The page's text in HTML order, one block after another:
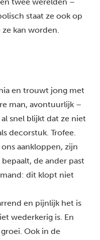
twee werelden –
staat ze ook op
ze kan worden.
en trouwt jong met
man, avontuurlijk –
snel blijkt dat ze niet
decorstuk. Trofee.
aankloppen, zijn
de ander past
dit klopt niet
en pijnlijk het is
wederkerig is. En
Ook in de